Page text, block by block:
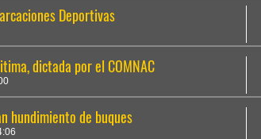
Deportivas
dictada por el COMNAC
hundimiento de buques